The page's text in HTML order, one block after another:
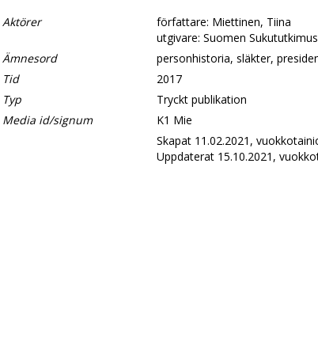
Aktörer
författare: Miettinen, Tiina
utgivare: Suomen
Ämnesord
personhistoria, släkter,
Tid
2017
Typ
Tryckt publikation
Media id/signum
K1 Mie
Skapat 11.02.2021,
Uppdaterat 15.10.2021,